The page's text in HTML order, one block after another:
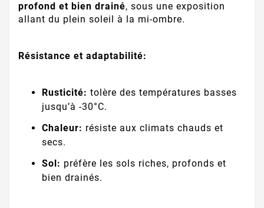
profond et bien drainé, sous une exposition
allant du plein soleil à la mi-ombre.
Résistance et adaptabilité:
Rusticité: tolère des températures basses
jusqu’à -30°C.
Chaleur: résiste aux climats chauds et
secs.
Sol: préfère les sols riches, profonds et
bien drainés.